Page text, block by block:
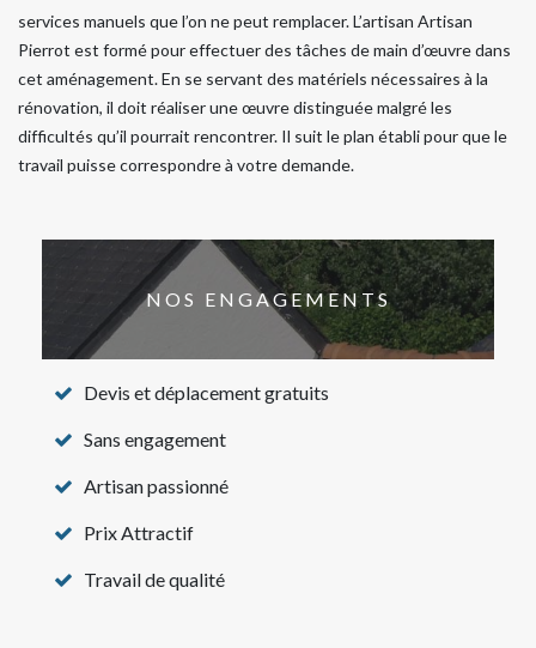
services manuels que l’on ne peut remplacer. L’artisan Artisan
Pierrot est formé pour effectuer des tâches de main d’œuvre dans
cet aménagement. En se servant des matériels nécessaires à la
rénovation, il doit réaliser une œuvre distinguée malgré les
difficultés qu’il pourrait rencontrer. Il suit le plan établi pour que le
travail puisse correspondre à votre demande.
NOS ENGAGEMENTS
Devis et déplacement gratuits
Sans engagement
Artisan passionné
Prix Attractif
Travail de qualité